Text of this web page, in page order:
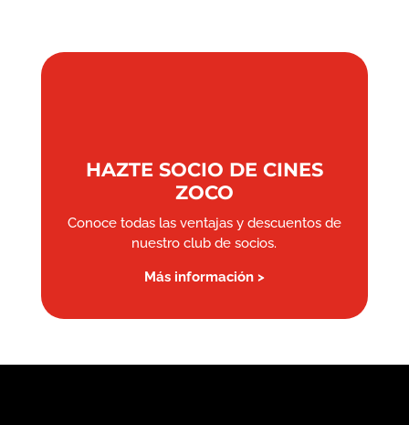
HAZTE SOCIO DE CINES
ZOCO
Conoce todas las ventajas y descuentos de
nuestro club de socios.
Más información >